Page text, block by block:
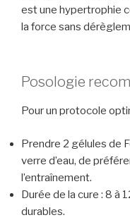
est une hypertrophie
la force sans
Posologie
Pour un protocole
Prendre 2 gélules de
verre d’eau, de
l’entraînement.
Durée de la cure : 8 à
durables.